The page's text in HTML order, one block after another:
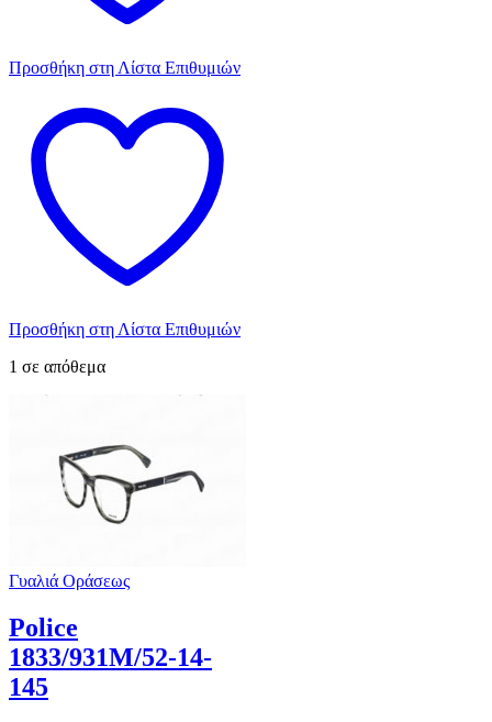
Προσθήκη στη Λίστα Επιθυμιών
Προσθήκη στη Λίστα Επιθυμιών
1 σε απόθεμα
Γυαλιά Οράσεως
Police
1833/931M/52-14-
145